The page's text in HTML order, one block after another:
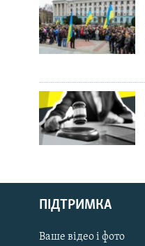
Русский
Qırımtatar
ДОЛУЧАЙСЯ!
ПІДТРИМКА
Ваше відео і фото